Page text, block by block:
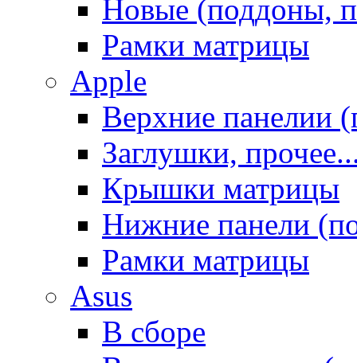
Новые (поддоны,
Рамки матрицы
Apple
Верхние панелии
Заглушки,
Крышки матрицы
Нижние панели
Рамки матрицы
Asus
В сборе